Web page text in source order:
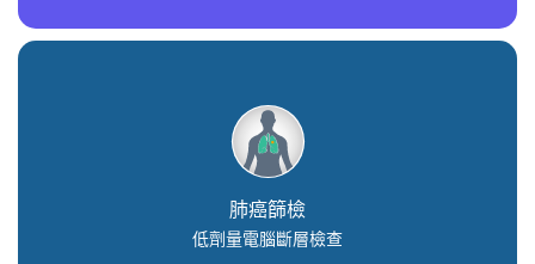
肺癌篩檢
低劑量電腦斷層檢查